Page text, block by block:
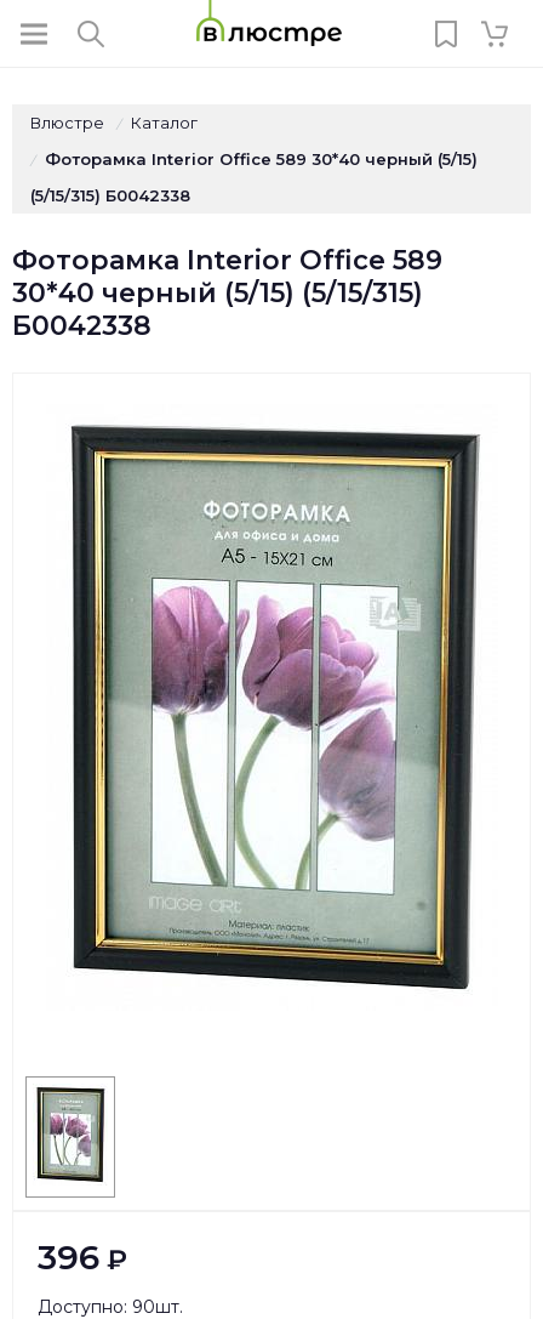
Влюстре / Каталог
/
Фоторамка Interior Office 589 30*40 черный (5/15)
(5/15/315) Б0042338
Фоторамка Interior Office 589
30*40 черный (5/15) (5/15/315)
Б0042338
396 ₽
Доступно: 90шт.